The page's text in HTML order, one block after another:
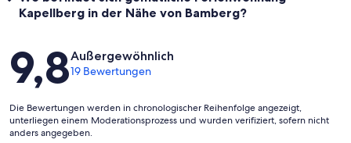
Kapellberg in der Nähe von Bamberg?
Bewertungen
9,8Außergewöhnlich
19 Bewertungen
Die Bewertungen werden in chronologischer Reihenfolge angezeigt,
unterliegen einem Moderationsprozess und wurden verifiziert, sofern nicht
anders angegeben.